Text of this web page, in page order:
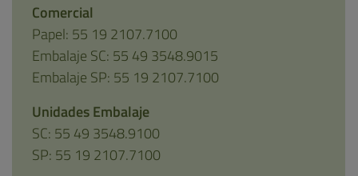
Comercial
Papel: 55 19 2107.7100
Embalaje SC: 55 49 3548.9015
Embalaje SP: 55 19 2107.7100
Unidades Embalaje
SC: 55 49 3548.9100
SP: 55 19 2107.7100